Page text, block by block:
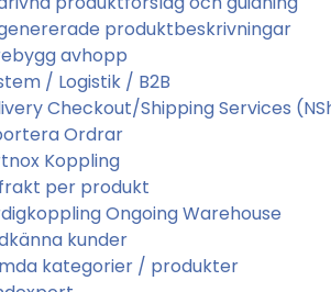
produktbeskrivningar
avhopp
/ Logistik / B2B
Checkout/Shipping Services
Ordrar
Koppling
per produkt
Ongoing Warehouse
kunder
kategorier / produkter